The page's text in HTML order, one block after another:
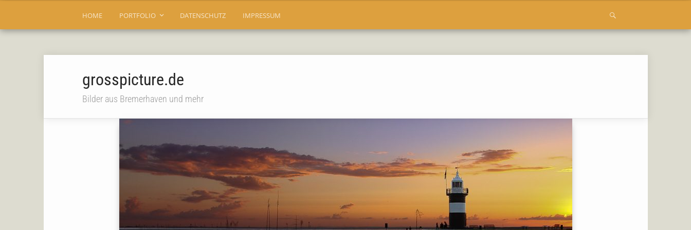
HOME PORTFOLIO DATENSCHUTZ IMPRESSUM
grosspicture.de
Bilder aus Bremerhaven und mehr